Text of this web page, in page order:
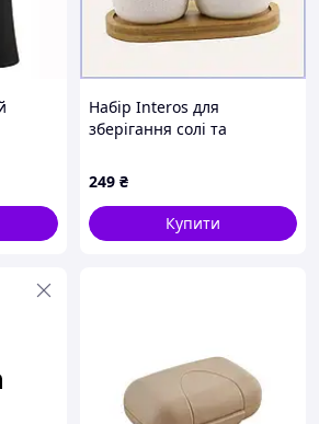
свіжість спецій.
Набір Interos для
зберігання солі та
83P80M0K58
249 ₴
Купити